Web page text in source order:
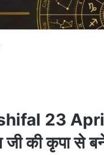
23
की कृपा से